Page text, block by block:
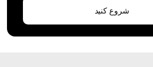
شروع کنید